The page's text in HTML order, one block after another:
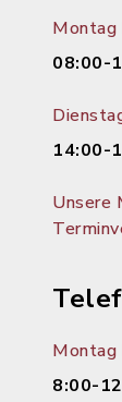
Montag
08:00-
14:00-
Unsere
Montag
8:00-